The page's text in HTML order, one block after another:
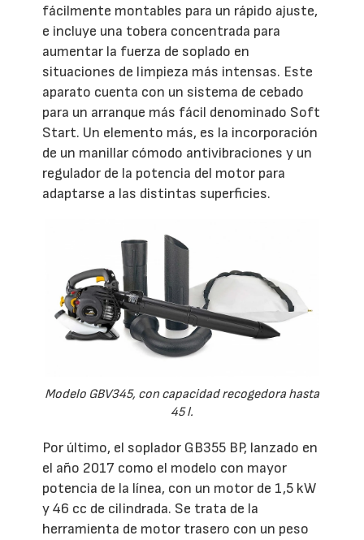
fácilmente montables para un rápido ajuste,
e incluye una tobera concentrada para
aumentar la fuerza de soplado en
situaciones de limpieza más intensas. Este
aparato cuenta con un sistema de cebado
para un arranque más fácil denominado Soft
Start. Un elemento más, es la incorporación
de un manillar cómodo antivibraciones y un
regulador de la potencia del motor para
adaptarse a las distintas superficies.
Modelo GBV345, con capacidad recogedora hasta
45 l.
Por último, el soplador GB355 BP, lanzado en
el año 2017 como el modelo con mayor
potencia de la línea, con un motor de 1,5 kW
y 46 cc de cilindrada. Se trata de la
herramienta de motor trasero con un peso